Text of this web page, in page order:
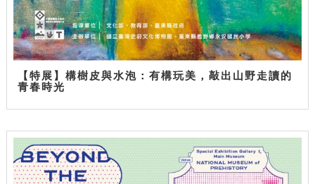
【特展】構樹皮與水泡：有構玩美，敲出山野走讀的
青春時光